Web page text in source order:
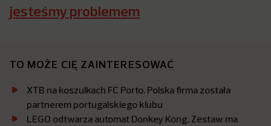
jesteśmy problemem
TO MOŻE CIĘ ZAINTERESOWAĆ
XTB na koszulkach FC Porto. Polska firma została
partnerem portugalskiego klubu
LEGO odtwarza automat Donkey Kong. Zestaw ma